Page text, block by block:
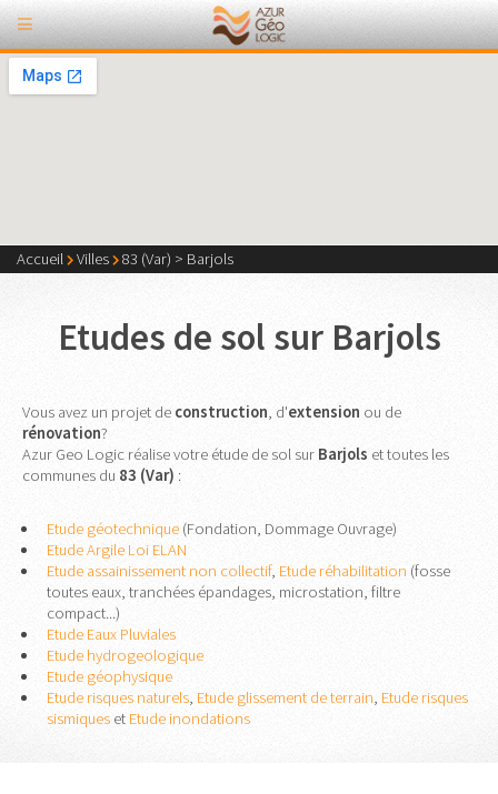
Accueil Villes 83 (Var) > Barjols
Etudes de sol sur Barjols
Vous avez un projet de construction , d'extension ou de
rénovation?
Azur Geo Logic réalise votre étude de sol sur Barjols et toutes les
communes du 83 (Var) :
Etude géotechnique(Fondation, Dommage Ouvrage)
Etude Argile Loi ELAN
Etude assainissement non collectif, Etude réhabilitation (fosse
toutes eaux, tranchées épandages, microstation, filtre
compact...)
Etude Eaux Pluviales
Etude hydrogeologique
Etude géophysique
Etude risques naturels, Etude glissement de terrain, Etude risques
sismiqueset Etude inondations